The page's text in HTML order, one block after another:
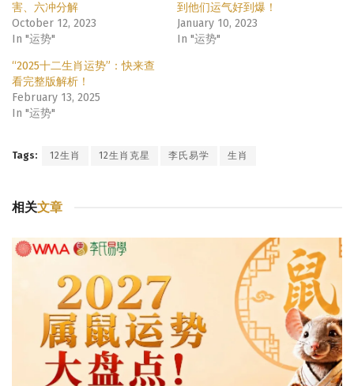
害、六冲分解
October 12, 2023
In "运势"
到他们运气好到爆！
January 10, 2023
In "运势"
“2025十二生肖运势”：快来查
看完整版解析！
February 13, 2025
In "运势"
Tags: 12生肖 12生肖克星 李氏易学 生肖
相关文章